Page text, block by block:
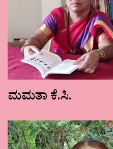
ಮಮತಾ ಕೆ.ಸಿ.